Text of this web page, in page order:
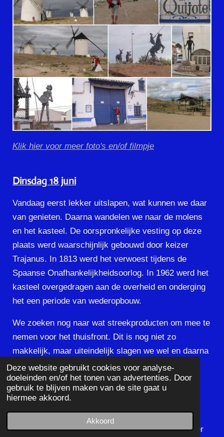
Deze website gebruikt cookies voor analyse-
doeleinden en/of het tonen van advertenties. Door
gebruik te blijven maken van de site gaat u
hiermee akkoord.
Akkoord
Klik hier voor meer foto's en/of filmpje
Dinsdag 18 juni
Vandaag eerst lekker uitslapen, wat kunnen we daar
van genieten. Daarna wandelen we naar de molens
en het kasteel. De oorspronkelijke vesting op deze
plaats werd waarschijnlijk gebouwd door keizer
Trajanus. In 1813 werd het verwoest tijdens de
Spaanse Onafhankelijkheidsoorlog. In 1962 werd het
kasteel overgedragen ​​aan de overheid en onderging
het een periode van wederopbouw.
We zoeken nog naar wat streekproducten om mee te
nemen voor het thuisfront. Dit is nog niet zo
makkelijk, maar uiteindelijk slagen we wel en daarna
rijden we noordwaarts. Het weer wordt steeds
slechter, regen en veel wind. Pamplona is het doel
voor deze dag, maar dit blijkt net iets te ver. De
Uiteindelijk zetten we de camper in Caparroso neer